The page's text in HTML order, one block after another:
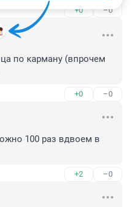
+0 –0
по карману (впрочем
+0 –0
100 раз вдвоем в
+2 –0